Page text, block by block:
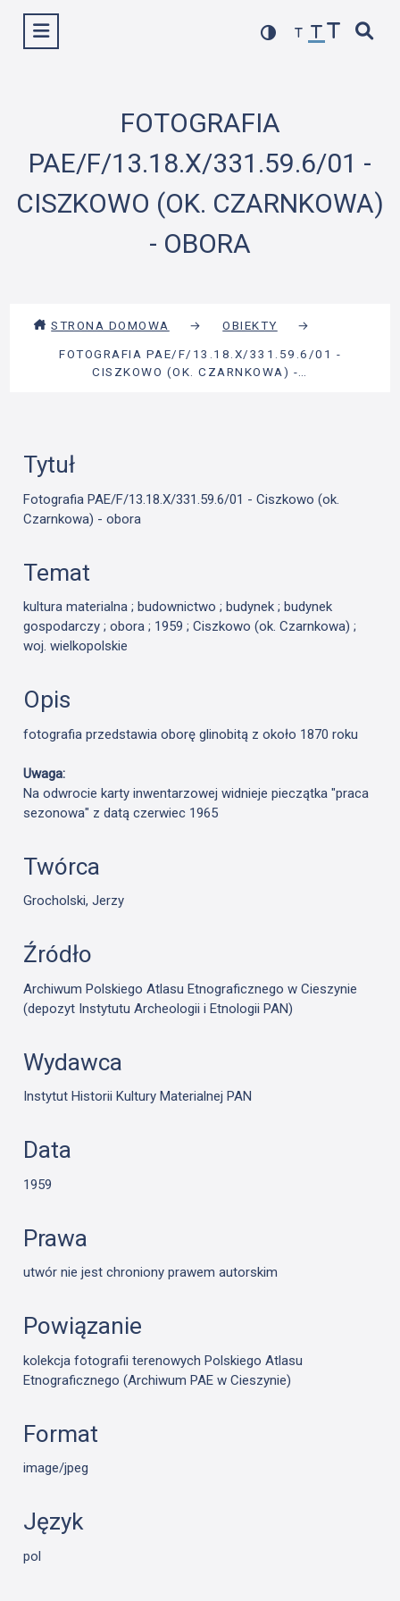
Wyświetl menu
FOTOGRAFIA
PAE/F/13.18.X/331.59.6/01 -
CISZKOWO (OK. CZARNKOWA)
- OBORA
STRONA DOMOWA → OBIEKTY
→
FOTOGRAFIA PAE/F/13.18.X/331.59.6/01 -
CISZKOWO (OK. CZARNKOWA) -…
Tytuł
Fotografia PAE/F/13.18.X/331.59.6/01 - Ciszkowo (ok.
Czarnkowa) - obora
Temat
kultura materialna ; budownictwo ; budynek ; budynek
gospodarczy ; obora ; 1959 ; Ciszkowo (ok. Czarnkowa) ;
woj. wielkopolskie
Opis
fotografia przedstawia oborę glinobitą z około 1870 roku
Uwaga:
Na odwrocie karty inwentarzowej widnieje pieczątka "praca
sezonowa" z datą czerwiec 1965
Twórca
Grocholski, Jerzy
Źródło
Archiwum Polskiego Atlasu Etnograficznego w Cieszynie
(depozyt Instytutu Archeologii i Etnologii PAN)
Wydawca
Instytut Historii Kultury Materialnej PAN
Data
1959
Prawa
utwór nie jest chroniony prawem autorskim
Powiązanie
kolekcja fotografii terenowych Polskiego Atlasu
Etnograficznego (Archiwum PAE w Cieszynie)
Format
image/jpeg
Język
pol